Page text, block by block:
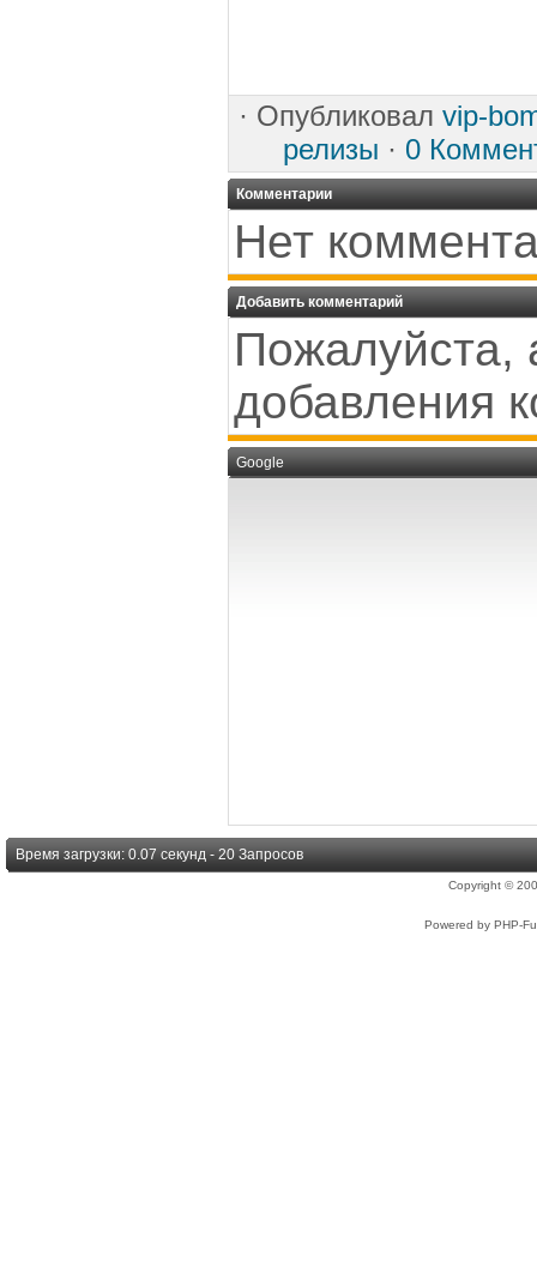
· Опубликовал vip-
релизы · 0
Комментарии
Нет
Добавить комментарий
Пожалуйста,
добавления
Google
Время загрузки: 0.07 секунд - 20 Запросов
Copyright ©
Powered by PHP-